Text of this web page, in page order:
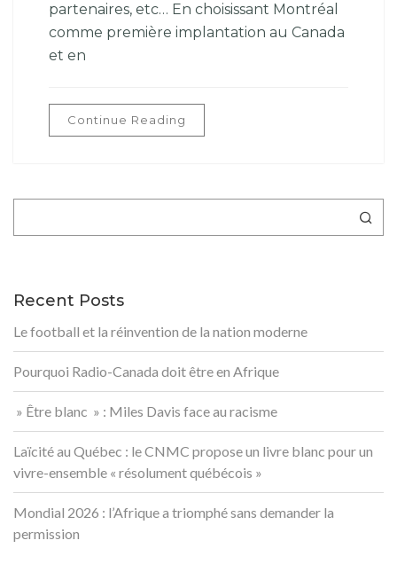
partenaires, etc… En choisissant Montréal
comme première implantation au Canada
et en
Continue Reading
Recent Posts
Le football et la réinvention de la nation moderne
Pourquoi Radio-Canada doit être en Afrique
» Être blanc » : Miles Davis face au racisme
Laïcité au Québec : le CNMC propose un livre blanc pour un
vivre-ensemble « résolument québécois »
Mondial 2026 : l’Afrique a triomphé sans demander la
permission